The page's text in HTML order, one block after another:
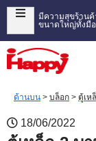
มีความสุขร้านค้
ขนาดใหญ่ทั้งมือ
ด้านบน > บล็อก > ตู้เห
18/06/2022